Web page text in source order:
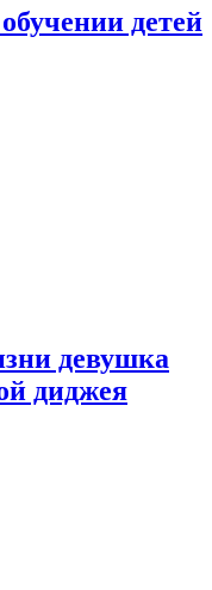
детей
девушка
диджея